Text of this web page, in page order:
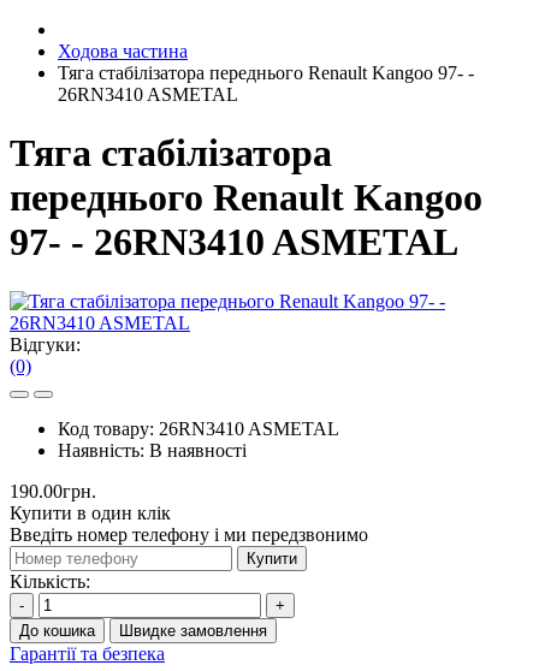
Ходова частина
Тяга стабілізатора переднього Renault Kangoo 97- -
26RN3410 ASMETAL
Тяга стабілізатора
переднього Renault Kangoo
97- - 26RN3410 ASMETAL
Відгуки:
(0)
Код товару: 26RN3410 ASMETAL
Наявність: В наявності
190.00грн.
Купити в один клік
Введіть номер телефону і ми передзвонимо
Купити
Кількість:
-
+
До кошика
Швидке замовлення
Гарантії та безпека